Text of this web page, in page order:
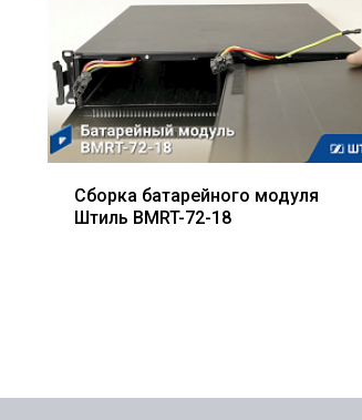
Сборка батарейного модуля
Штиль BMRT-72-18